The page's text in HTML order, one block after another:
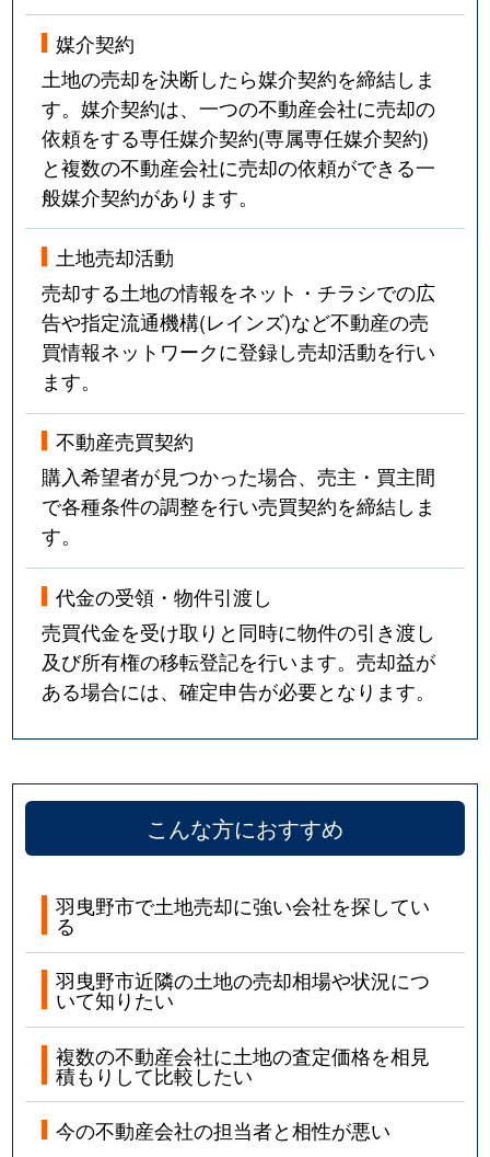
媒介契約
土地の売却を決断したら媒介契約を締結しま
す。媒介契約は、一つの不動産会社に売却の
依頼をする専任媒介契約(専属専任媒介契約)
と複数の不動産会社に売却の依頼ができる一
般媒介契約があります。
土地売却活動
売却する土地の情報をネット・チラシでの広
告や指定流通機構(レインズ)など不動産の売
買情報ネットワークに登録し売却活動を行い
ます。
不動産売買契約
購入希望者が見つかった場合、売主・買主間
で各種条件の調整を行い売買契約を締結しま
す。
代金の受領・物件引渡し
売買代金を受け取りと同時に物件の引き渡し
及び所有権の移転登記を行います。売却益が
ある場合には、確定申告が必要となります。
こんな方におすすめ
羽曳野市で土地売却に強い会社を探してい
る
羽曳野市近隣の土地の売却相場や状況につ
いて知りたい
複数の不動産会社に土地の査定価格を相見
積もりして比較したい
今の不動産会社の担当者と相性が悪い